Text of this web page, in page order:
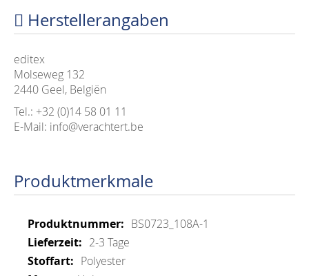
Herstellerangaben
editex
Molseweg 132
2440 Geel, Belgiën
Tel.: +32 (0)14 58 01 11
E-Mail: info@verachtert.be
Produktmerkmale
Mehr
Informationen
BS0723_108A-1
2-3 Tage
Polyester